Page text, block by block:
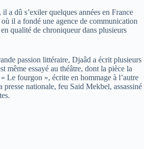
a dû s’exiler quelques années en France
il a fondé une agence de communication
qualité de chroniqueur dans plusieurs
passion littéraire, Djaâd a écrit plusieurs
même essayé au théâtre, dont la pièce la
Le fourgon », écrite en hommage à l’autre
nationale, feu Said Mekbel, assassiné